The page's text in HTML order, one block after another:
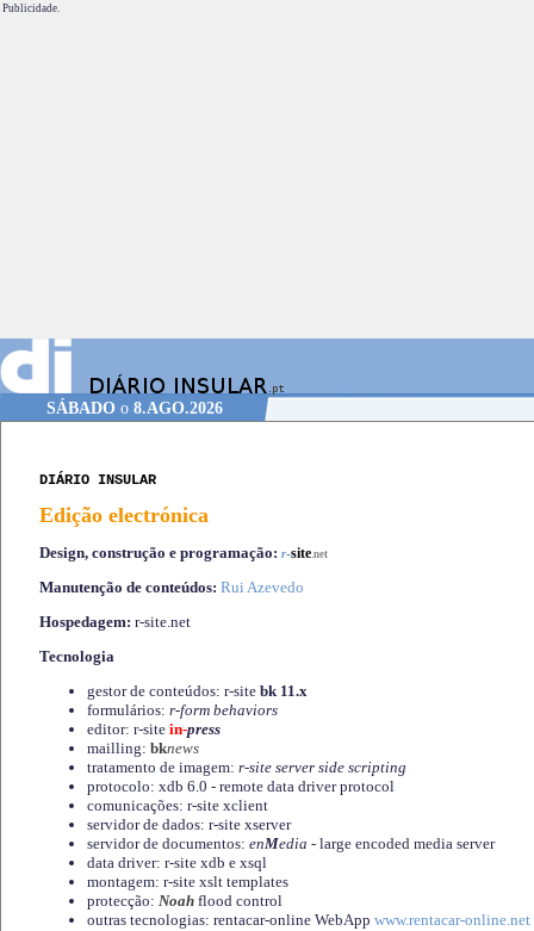
Publicidade.
SÁBADOo 8.AGO.2026
DIÁRIO INSULAR
Edição electrónica
Design, construção e programação: r-site.net
Manutenção de conteúdos: Rui Azevedo
Hospedagem: r-site.net
Tecnologia
gestor de conteúdos: r-site bk 11.x
formulários: r-form behaviors
editor: r-site in-press
mailling: bknews
tratamento de imagem: r-site server side scripting
protocolo: xdb 6.0 - remote data driver protocol
comunicações: r-site xclient
servidor de dados: r-site xserver
servidor de documentos: enMedia - large encoded media server
data driver: r-site xdb e xsql
montagem: r-site xslt templates
protecção: Noah flood control
outras tecnologias: rentacar-online WebApp www.rentacar-online.net